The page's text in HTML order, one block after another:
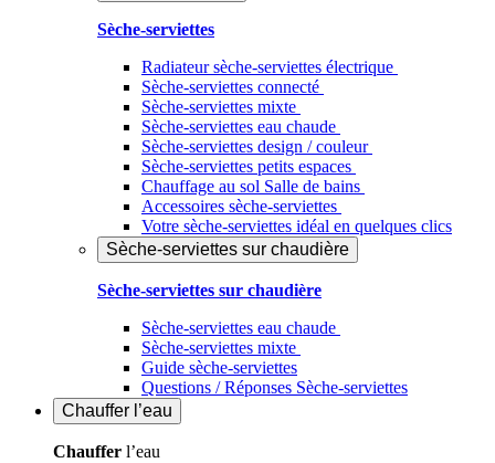
Sèche-serviettes
Radiateur sèche-serviettes électrique
Sèche-serviettes connecté
Sèche-serviettes mixte
Sèche-serviettes eau chaude
Sèche-serviettes design / couleur
Sèche-serviettes petits espaces
Chauffage au sol Salle de bains
Accessoires sèche-serviettes
Votre sèche-serviettes idéal en quelques clics
Sèche-serviettes sur chaudière
Sèche-serviettes sur chaudière
Sèche-serviettes eau chaude
Sèche-serviettes mixte
Guide sèche-serviettes
Questions / Réponses Sèche-serviettes
Chauffer l’eau
Chauffer l’eau